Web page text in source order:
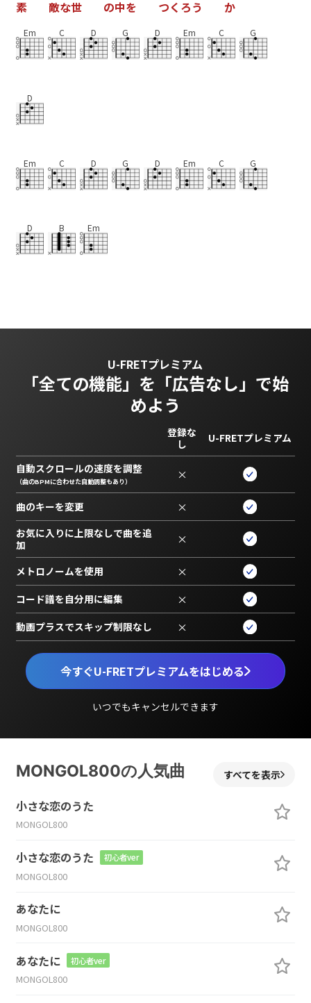
素 敵な世 の中を つく ろう か
Em C D G D Em C G
D
Em C D G D Em C G
D B Em
U-FRETプレミアム
「全ての機能」を 「広告なし」で始
めよう
今すぐU-FRETプレミアムをはじめる
いつでもキャンセルできます
登録な
し
U-FRETプレミアム
自動スクロールの速度を調整
（曲のBPMに合わせた自動調整もあり） ×
曲のキーを変更 ×
お気に入りに上限なしで曲を追
加
×
メトロノームを使用 ×
コード譜を自分用に編集 ×
動画プラスでスキップ制限なし ×
MONGOL800の人気曲 すべてを表示
小さな恋のうた
MONGOL800
小さな恋のうた 初心者ver
MONGOL800
あなたに
MONGOL800
あなたに 初心者ver
MONGOL800